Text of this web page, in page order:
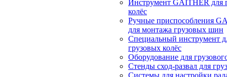
Инструмент GAITHER для
колёс
Ручные приспособления
для монтажа грузовых шин
Специальный инструмент
грузовых колёс
Оборудование для
Стенды сход-развал для
Системы для настройки